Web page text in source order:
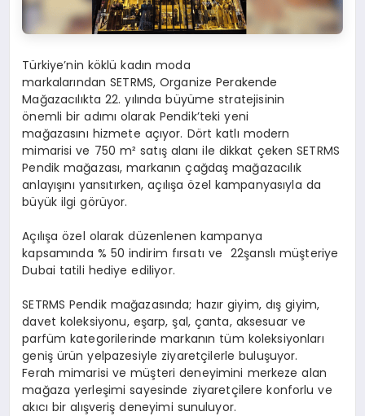
Türkiye’nin köklü kadın moda
markalarındanSETRMS, Organize Perakende
Mağazacılıkta22. yılında büyüme stratejisinin
önemli bir adımı olarak Pendik’teki yeni
mağazasını hizmete açıyor. Dört katlı modern
mimarisi ve 750 m² satış alanı ile dikkat çeken SETRMS
Pendik mağazası, markanın çağdaş mağazacılık
anlayışını yansıtırken, açılışa özel kampanyasıyla da
büyük ilgi görüyor.
Açılışa özel olarak düzenlenen kampanya
kapsamında % 50 indirim fırsatı ve 22şanslı müşteriye
Dubai tatili hediye ediliyor.
SETRMS Pendik mağazasında; hazır giyim, dış giyim,
davet koleksiyonu, eşarp, şal, çanta, aksesuar ve
parfüm kategorilerinde markanın tüm koleksiyonları
geniş ürün yelpazesiyle ziyaretçilerle buluşuyor.
Ferah mimarisi ve müşteri deneyimini merkeze alan
mağaza yerleşimi sayesinde ziyaretçilere konforlu ve
akıcı bir alışveriş deneyimi sunuluyor.